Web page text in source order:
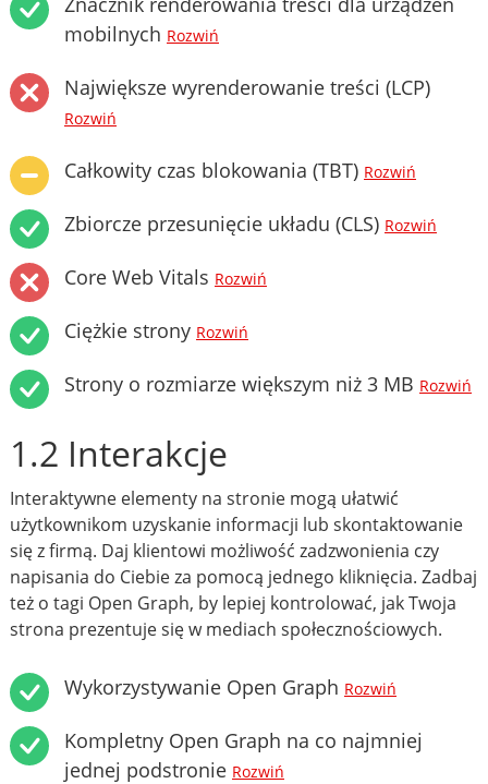
mobilnych Rozwiń
Największe wyrenderowanie treści (LCP)
Rozwiń
Całkowity czas blokowania (TBT) Rozwiń
Zbiorcze przesunięcie układu (CLS) Rozwiń
Core Web Vitals Rozwiń
Ciężkie strony Rozwiń
Strony o rozmiarze większym niż 3 MB Rozwiń
1.2 Interakcje
Interaktywne elementy na stronie mogą ułatwić
użytkownikom uzyskanie informacji lub skontaktowanie
się z firmą. Daj klientowi możliwość zadzwonienia czy
napisania do Ciebie za pomocą jednego kliknięcia. Zadbaj
też o tagi Open Graph, by lepiej kontrolować, jak Twoja
strona prezentuje się w mediach społecznościowych.
Wykorzystywanie Open Graph Rozwiń
Kompletny Open Graph na co najmniej
jednej podstronie Rozwiń